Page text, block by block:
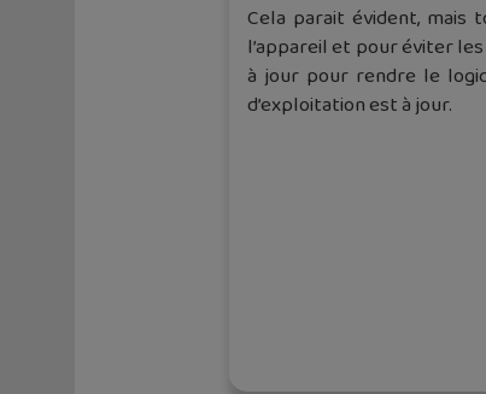
Cela parait évident, mais
l’appareil et pour éviter
à jour pour rendre le
d’exploitation est à jour.